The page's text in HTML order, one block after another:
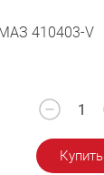
410403-V
Купить